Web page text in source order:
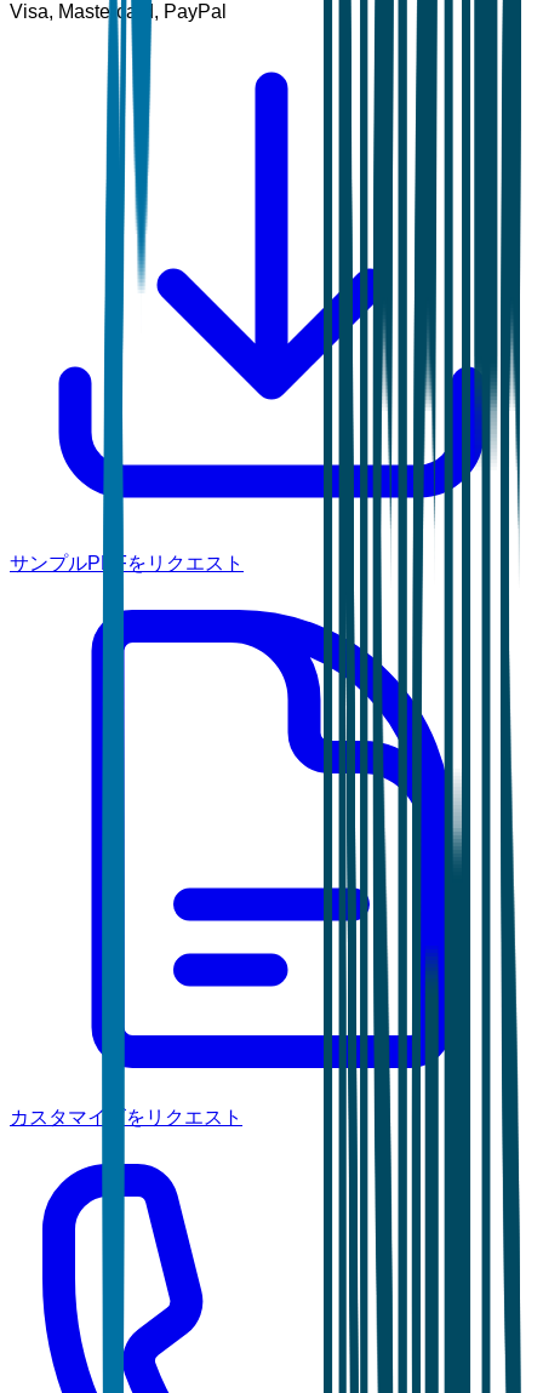
Visa, Mastercard, PayPal
サンプルPDFをリクエスト
カスタマイズをリクエスト